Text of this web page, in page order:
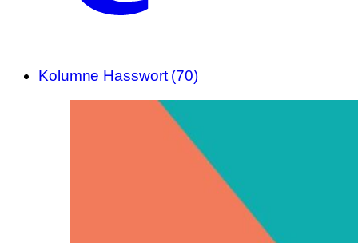
Kolumne Hasswort (70)